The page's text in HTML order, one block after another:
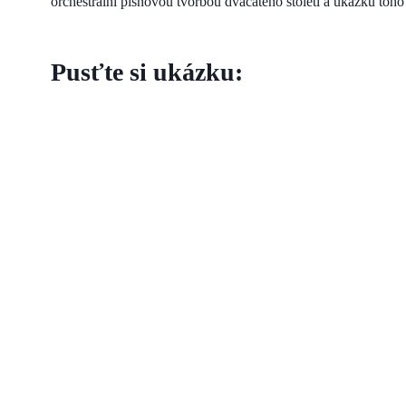
Pusťte si ukázku: